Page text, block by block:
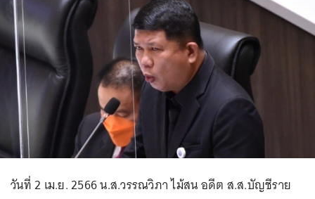
วันที่ 2 เม.ย. 2566 น.ส.วรรณวิภา ไม้สน อดีต ส.ส.บัญชีราย